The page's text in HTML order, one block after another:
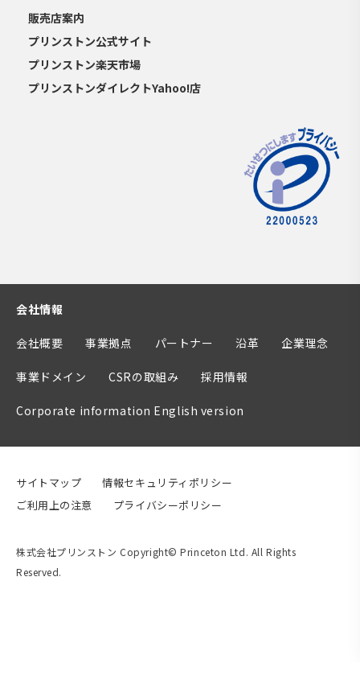
販売店案内
プリンストン公式サイト
プリンストン楽天市場
プリンストンダイレクトYahoo!店
会社情報
会社概要 事業拠点 パートナー 沿革 企業理念
事業ドメイン CSRの取組み 採用情報
Corporate information English version
サイトマップ
情報セキュリティポリシー
ご利用上の注意
プライバシーポリシー
株式会社プリンストン Copyright© Princeton Ltd. All Rights
Reserved.